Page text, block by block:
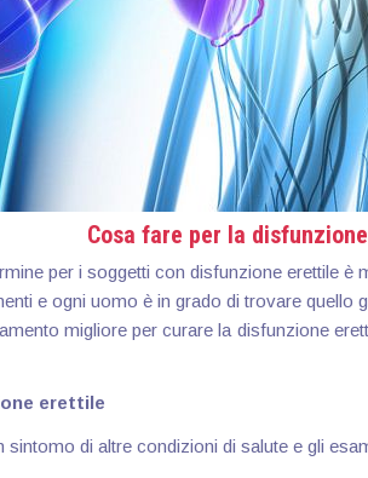
Cosa fare per la
per i soggetti con disfunzione erettile è
e ogni uomo è in grado di trovare quello
migliore per curare la disfunzione
erettile
sintomo di altre condizioni di salute e gli